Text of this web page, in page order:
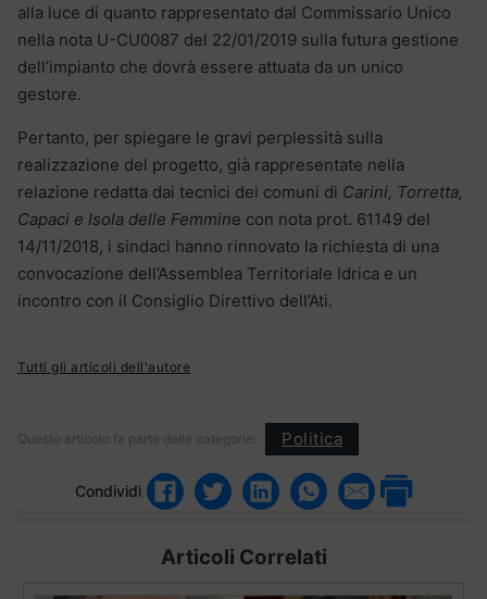
alla luce di quanto rappresentato dal Commissario Unico
nella nota U-CU0087 del 22/01/2019 sulla futura gestione
dell’impianto che dovrà essere attuata da un unico
gestore.
Pertanto, per spiegare le gravi perplessità sulla
realizzazione del progetto, già rappresentate nella
relazione redatta dai tecnici dei comuni di Carini, Torretta,
Capaci e Isola delle Femmine con nota prot. 61149 del
14/11/2018, i sindaci hanno rinnovato la richiesta di una
convocazione dell’Assemblea Territoriale Idrica e un
incontro con il Consiglio Direttivo dell’Ati.
Tutti gli articoli dell'autore
Questo articolo fa parte delle categorie: Politica
Condividi
Articoli Correlati